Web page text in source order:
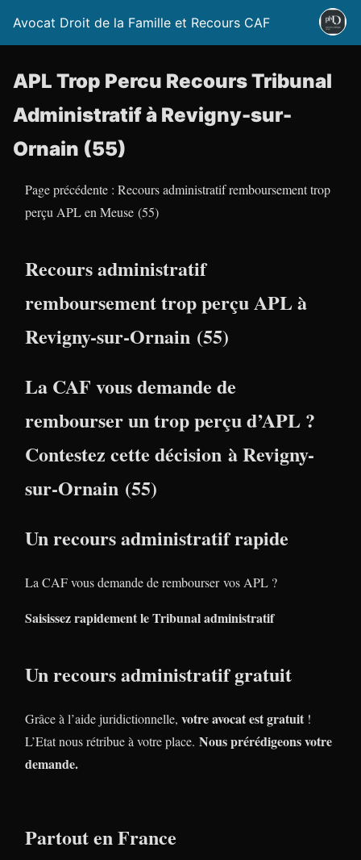
Avocat Droit de la Famille et Recours CAF
APL Trop Percu Recours Tribunal
Administratif à Revigny-sur-
Ornain (55)
Page précédente : Recours administratif remboursement trop
perçu APL en Meuse (55)
Recours administratif
remboursement trop perçu APL à
Revigny-sur-Ornain (55)
La CAF vous demande de
rembourser un trop perçu d’APL ?
Contestez cette décision à Revigny-
sur-Ornain (55)
Un recours administratif rapide
La CAF vous demande de rembourser vos APL ?
Saisissez rapidement le Tribunal administratif
Un recours administratif gratuit
Grâce à l’aide juridictionnelle, votre avocat est gratuit !
L’Etat nous rétribue à votre place. Nous prérédigeons votre
demande.
Partout en France